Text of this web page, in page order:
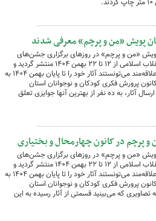
پویش «من و پرچم» معرفی شدند
«من و پرچم» در روزهای برگزاری جشن‌های
پیروزی انقلاب اسلامی از ۱۲ تا ۲۲ بهمن ۱۴۰۴ منتشر گردید و
نوجوانان علاقه‌مند می‌تونستند آثار خود را تا پایان بهمن ۱۴۰۴ به
پرورش فکری کودکان و نوجوانان استان
آثار، به ده نفر از بهترین آنها جوایزی تعلق
و پرچم در کانون چهارمحال و بختیاری
«من و پرچم» در روزهای برگزاری جشن‌های
پیروزی انقلاب اسلامی از ۱۲ تا ۲۲ بهمن ۱۴۰۴ منتشر گردید و
نوجوانان علاقه‌مند می‌تونستند آثار خود را تا پایان بهمن ۱۴۰۴ به
پرورش فکری کودکان و نوجوانان استان
که می‌بینید قسمتی از آثار رسیده به این